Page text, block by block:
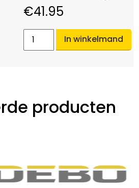
€41.95
In winkelmand
producten